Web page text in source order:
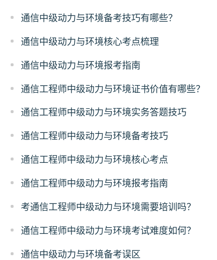
通信中级动力与环境备考技巧有哪些？
通信中级动力与环境核心考点梳理
通信中级动力与环境报考指南
通信工程师中级动力与环境证书价值有哪些？
通信工程师中级动力与环境实务答题技巧
通信工程师中级动力与环境备考技巧
通信工程师中级动力与环境核心考点
通信工程师中级动力与环境报考指南
考通信工程师中级动力与环境需要培训吗？
通信工程师中级动力与环境考试难度如何？
通信中级动力与环境备考误区